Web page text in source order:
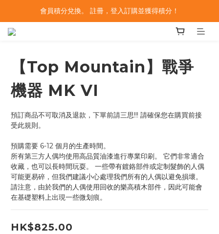
會員積分兌換。 註冊，登入訂購並獲得積分！
【Top Mountain】戰爭
機器 MK VI
預訂商品不可取消及退款，下單前請三思!!! 請確保您在購買前接
受此規則。
預購需要 6-12 個月的生產時間。
所有第三方人偶均使用高品質油漆進行專業印刷。 它們非常適合
收藏，也可以長時間玩耍。 一些帶有鍍鉻部件或定制髮飾的人偶
可能更易碎，但我們建議小心處理我們所有的人偶以避免損壞。
請注意，由於我們的人偶使用回收的樂高積木部件，因此可能會
在基礎塑料上出現一些微划痕。
HK$825.00